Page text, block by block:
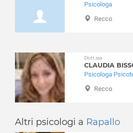
Carasco
Casarza Ligure
Ceranesi
Chiavari
Cicagna
Cogoleto
Coreglia Ligure
Autismo
Bruxismo
Bulimia
Depressione
Dipendenza affettiva
Disabilità
Disturbi alimentari
Psicologa
Recco
Dott.ssa
CLAUDIA
Psicologa
Recco
Altri psicologi a Rapallo